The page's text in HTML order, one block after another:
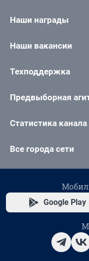
Наши награды
Наши вакансии
Техподдержка
Предвыборная
Статистика канала
Все города сети
Google Play